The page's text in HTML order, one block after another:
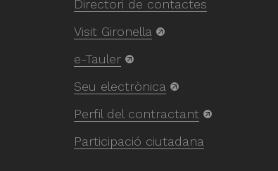
Directori de contactes
Visit Gironella
e-Tauler
Seu electrònica
Perfil del contractant
Participació ciutadana